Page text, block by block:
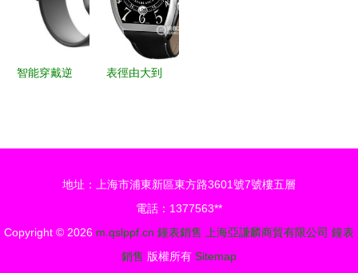
服務
鐘表產品列
表與銷售服
務
智能穿戴逆
士鐘表產業
潮沖擊
表徑由大到
自動機械停
產在售手表
價格 大表
徑日期顯示
地址：上海市浦東新區東方路3601號7號樓五層
電話：1377563**
Copyright © 2026 m.qslppf.cn 鐘表銷售 上海亞謙麟商貿有限公司 鐘表
銷售 版權所有 Sitemap